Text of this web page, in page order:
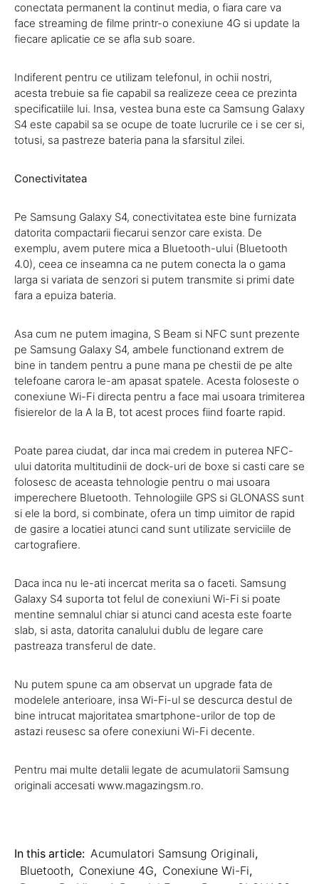
conectata permanent la continut media, o fiara care va
face streaming de filme printr-o conexiune 4G si update la
fiecare aplicatie ce se afla sub soare.
Indiferent pentru ce utilizam telefonul, in ochii nostri,
acesta trebuie sa fie capabil sa realizeze ceea ce prezinta
specificatiile lui. Insa, vestea buna este ca Samsung Galaxy
S4 este capabil sa se ocupe de toate lucrurile ce i se cer si,
totusi, sa pastreze bateria pana la sfarsitul zilei.
Conectivitatea
Pe Samsung Galaxy S4, conectivitatea este bine furnizata
datorita compactarii fiecarui senzor care exista. De
exemplu, avem putere mica a Bluetooth-ului (Bluetooth
4.0), ceea ce inseamna ca ne putem conecta la o gama
larga si variata de senzori si putem transmite si primi date
fara a epuiza bateria.
Asa cum ne putem imagina, S Beam si NFC sunt prezente
pe Samsung Galaxy S4, ambele functionand extrem de
bine in tandem pentru a pune mana pe chestii de pe alte
telefoane carora le-am apasat spatele. Acesta foloseste o
conexiune Wi-Fi directa pentru a face mai usoara trimiterea
fisierelor de la A la B, tot acest proces fiind foarte rapid.
Poate parea ciudat, dar inca mai credem in puterea NFC-
ului datorita multitudinii de dock-uri de boxe si casti care se
folosesc de aceasta tehnologie pentru o mai usoara
imperechere Bluetooth. Tehnologiile GPS si GLONASS sunt
si ele la bord, si combinate, ofera un timp uimitor de rapid
de gasire a locatiei atunci cand sunt utilizate serviciile de
cartografiere.
Daca inca nu le-ati incercat merita sa o faceti. Samsung
Galaxy S4 suporta tot felul de conexiuni Wi-Fi si poate
mentine semnalul chiar si atunci cand acesta este foarte
slab, si asta, datorita canalului dublu de legare care
pastreaza transferul de date.
Nu putem spune ca am observat un upgrade fata de
modelele anterioare, insa Wi-Fi-ul se descurca destul de
bine intrucat majoritatea smartphone-urilor de top de
astazi reusesc sa ofere conexiuni Wi-Fi decente.
Pentru mai multe detalii legate de acumulatorii Samsung
originali accesati www.magazingsm.ro.
In this article: Acumulatori Samsung Originali,
Bluetooth, Conexiune 4G, Conexiune Wi-Fi,